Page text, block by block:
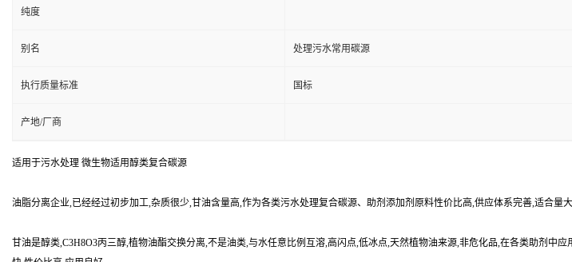
纯度
别名 处理污水常用碳源
执行质量标准 国标
产地/厂商
适用于污水处理 微生物适用醇类复合碳源
油脂分离企业,已经经过初步加工,杂质很少,甘油含量高,作为各类污水处理复合碳源、助剂添加剂原料性价比高,供应体系完善,适合量
甘油是醇类,C3H8O3丙三醇,植物油酯交换分离,不是油类,与水任意比例互溶,高闪点,低冰点,天然植物油来源,非危化品,在各类助剂